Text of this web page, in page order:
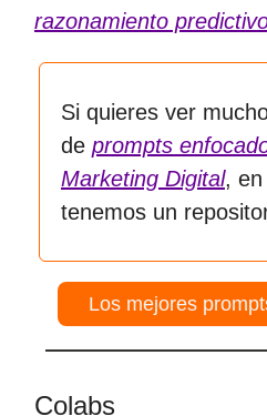
razonamiento
Si quieres ver
de prompts
Marketing Digital, en
tenemos un
Los mejores
Colabs